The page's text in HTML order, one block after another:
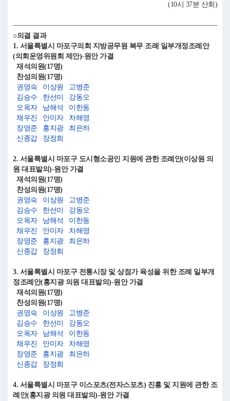
(10시 37분 산회)
○의결 결과
1. 서울특별시 마포구의회 지방공무원 복무 조례 일부개정조례안
(의회운영위원회 제안)-원안 가결
재석의원(17명)
찬성의원(17명)
권영숙
이상원
고병준
김승수
한선미
강동오
오옥자
남해석
이한동
채우진
안미자
차해영
장영준
홍지광
최은하
신종갑
장정희
2. 서울특별시 마포구 도시형소공인 지원에 관한 조례안(이상원 의
원 대표발의)-원안 가결
재석의원(17명)
찬성의원(17명)
권영숙
이상원
고병준
김승수
한선미
강동오
오옥자
남해석
이한동
채우진
안미자
차해영
장영준
홍지광
최은하
신종갑
장정희
3. 서울특별시 마포구 전통시장 및 상점가 육성을 위한 조례 일부개
정조례안(홍지광 의원 대표발의)-원안 가결
재석의원(17명)
찬성의원(17명)
권영숙
이상원
고병준
김승수
한선미
강동오
오옥자
남해석
이한동
채우진
안미자
차해영
장영준
홍지광
최은하
신종갑
장정희
4. 서울특별시 마포구 이스포츠(전자스포츠) 진흥 및 지원에 관한 조
례안(홍지광 의원 대표발의)-원안 가결